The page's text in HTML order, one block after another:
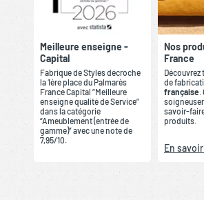
Meilleure enseigne -
Capital
Fabrique de Styles décroche
la 1ère place du Palmarès
France Capital “Meilleure
enseigne qualité de Service”
dans la catégorie
“Ameublement (entrée de
gamme)” avec une note de
7,95/10.
Nos
France
de
française
savoir-
produits.
En